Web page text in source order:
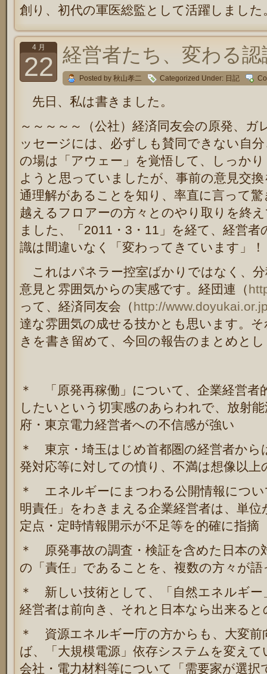
創り、初代の軍医総監として活躍しました
4 月
22 経営者たち、変わる認
Posted by 秋山孝二 Categorized Under: 日記
先日、私は書きました。
～～～～～（公社）経済同友会の原発、
ッセージには、必ずしも賛同できない自
の場は「アウェー」を覚悟して、しっか
ようと思っていましたが、事前の意見交
通理解があることを知り、率直に言って
越えるフロアーの方々とのやり取りを終
ました、「2011・3・11」を経て、経営
識は間違いなく「変わってきています」！
これはパネラー控室ばかりではなく、
意見と雰囲気からの実感です。経団連（
って、経済同友会（http://
達な雰囲気の成せる技かとも思います。
きを書き留めて、今回の報告のまとめと
＊ 「原発再稼働」について、企業経営者
したいという切実感のあらわれで、放射
府・東京電力経営者への不信感が強い
＊ 東京・埼玉はじめ首都圏の経営者から
発対応等に対しての憤り、不満は想像以上
＊ エネルギーにまつわる公開情報につい
明責任」をわきまえる企業経営者は、単
定点・定時情報開示が不足等を的確に指摘
＊ 原発事故の調査・検証を含めた日本の
の「責任」であることを、複数の方々が
＊ 新しい技術として、「自然エネルギー
経営者は前向き、それと日本なら出来ると
＊ 資源エネルギー庁の方からも、大変前
ば、「大規模電源」依存システムを変え
会社・電力材料等について「需要家が選